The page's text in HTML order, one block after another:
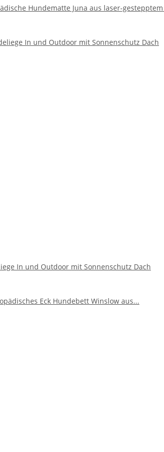
Hundematte Juna aus laser-
In und Outdoor mit Sonnenschutz Dach